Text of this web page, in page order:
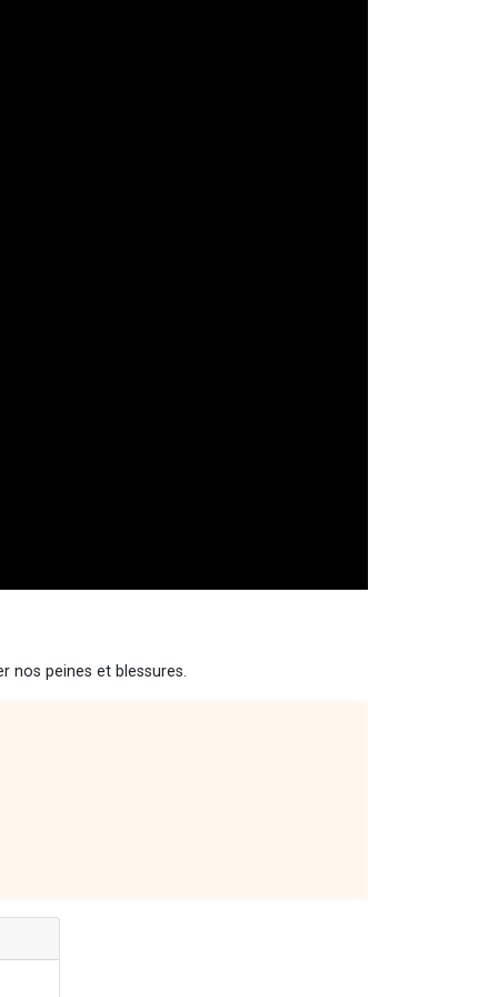
nos peines et blessures.